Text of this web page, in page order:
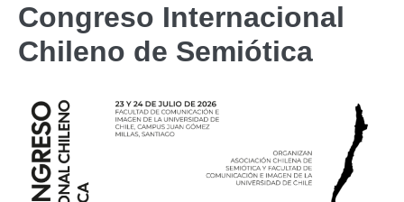
Congreso Internacional
Chileno de Semiótica